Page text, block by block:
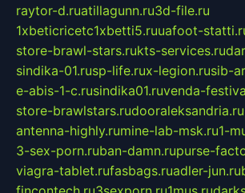
raytor-d.ruatillagunn.ru3d-file.ru
1xbeticricetc1xbetti5.ruuafoot-
store-brawl-stars.rukts-services.ru
sindika-01.rusp-life.rux-legion.rusib-
e-abis-1-c.rusindika01.ruvenda-
store-brawlstars.rudooraleksandria.ru
antenna-highly.rumine-lab-msk.ru1-
3-sex-porn.ruban-damn.rupurse-
viagra-tablet.rufasbags.ruadler-jun.ru